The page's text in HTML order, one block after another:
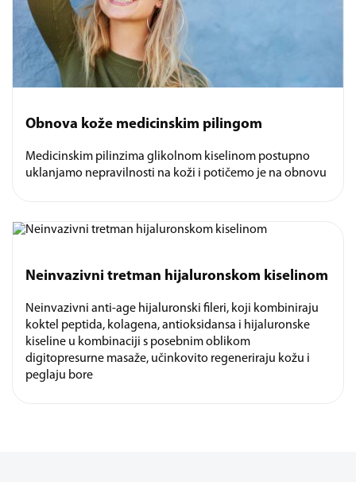
Obnova kože medicinskim pilingom
Medicinskim pilinzima glikolnom kiselinom postupno
uklanjamo nepravilnosti na koži i potičemo je na obnovu
Neinvazivni tretman hijaluronskom kiselinom
Neinvazivni anti-age hijaluronski fileri, koji kombiniraju
koktel peptida, kolagena, antioksidansa i hijaluronske
kiseline u kombinaciji s posebnim oblikom
digitopresurne masaže, učinkovito regeneriraju kožu i
peglaju bore